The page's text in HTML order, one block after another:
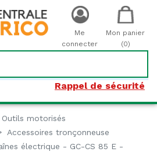
Rappel de sécurité
Me
connecter
Mon panier
(0)
Outils motorisés
Accessoires tronçonneuse
électrique - GC-CS 85 E -